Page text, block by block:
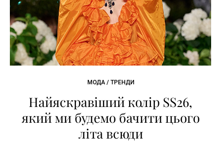
МОДА / ТРЕНДИ
Найяскравіший колір SS26,
який ми будемо бачити цього
літа всюди